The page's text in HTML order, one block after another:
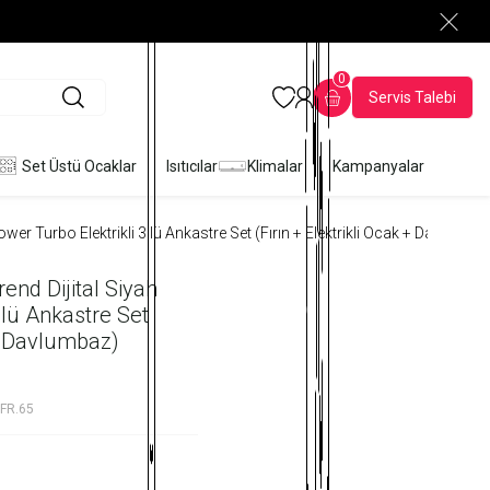
0
Servis Talebi
Set Üstü Ocaklar Isıtıcılar Klimalar Kampanyalar
Turbo Elektrikli 3'lü Ankastre Set (Fırın + Elektrikli Ocak +
Dijital Siyah
Ankastre Set
Davlumbaz)